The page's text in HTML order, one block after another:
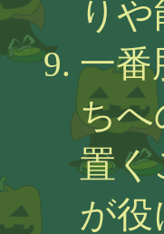
り
一番
ち
置く
が役